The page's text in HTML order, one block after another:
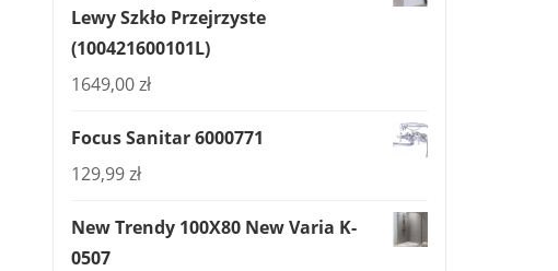
Lewy Szkło Przejrzyste
(100421600101L)
1649,00zł
Focus Sanitar 6000771
129,99zł
New Trendy 100X80 New Varia K-
0507